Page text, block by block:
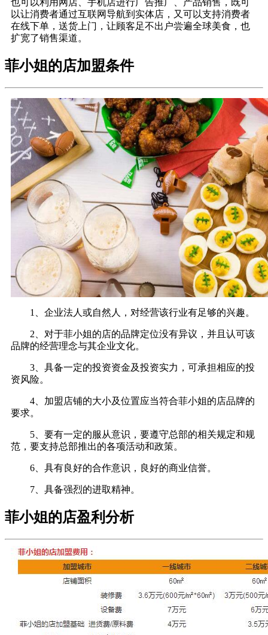
也可以利用网店、手机店进行广告推广、产品销售，既可
以让消费者通过互联网导航到实体店，又可以支持消费者
在线下单，送货上门，让顾客足不出户尝遍全球美食，也
扩宽了销售渠道。
菲小姐的店加盟条件
1、企业法人或自然人，对经营该行业有足够的兴趣。
2、对于菲小姐的店的品牌定位没有异议，并且认可该
品牌的经营理念与其企业文化。
3、具备一定的投资资金及投资实力，可承担相应的投
资风险。
4、加盟店铺的大小及位置应当符合菲小姐的店品牌的
要求。
5、要有一定的服从意识，要遵守总部的相关规定和规
范，要支持总部推出的各项活动和政策。
6、具有良好的合作意识，良好的商业信誉。
7、具备强烈的进取精神。
菲小姐的店盈利分析